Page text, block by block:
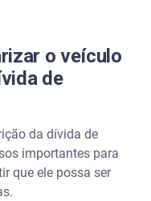
o veículo
de
da dívida de
importantes para
que ele possa ser